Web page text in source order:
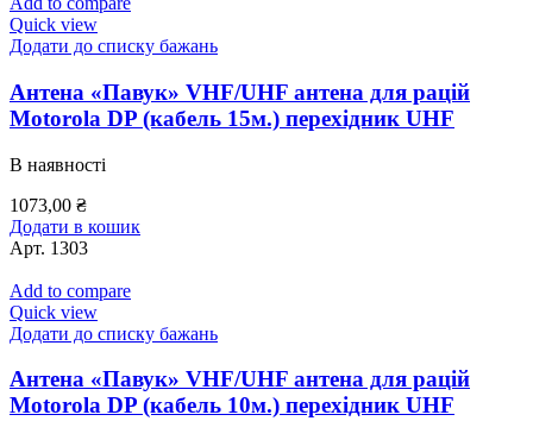
Quick view
Додати до списку бажань
Антена «Павук» VHF/UHF антена для рацій
Motorola DP (кабель 15м.) перехідник UHF
В наявності
1073,00 ₴
Додати в кошик
Арт. 1303
Add to compare
Quick view
Додати до списку бажань
Антена «Павук» VHF/UHF антена для рацій
Motorola DP (кабель 10м.) перехідник UHF